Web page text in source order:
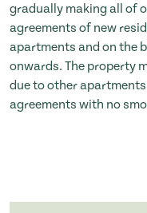
gradually making all of
agreements of new
apartments and on the
onwards. The property
due to other
agreements with no